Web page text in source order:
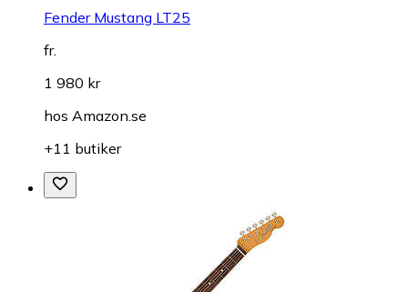
Fender Mustang LT25
fr.
1 980 kr
hos Amazon.se
+11 butiker